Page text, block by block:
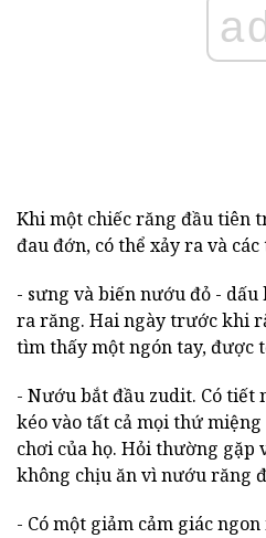
Khi một chiếc răng đầu tiên
đau đớn, có thể xảy ra và
- sưng và biến nướu đỏ -
ra răng. Hai ngày trước khi
tìm thấy một ngón tay, được
- Nướu bắt đầu zudit. Có tiết
kéo vào tất cả mọi thứ
chơi của họ. Hỏi thường gặp
không chịu ăn vì nướu răng
- Có một giảm cảm giác